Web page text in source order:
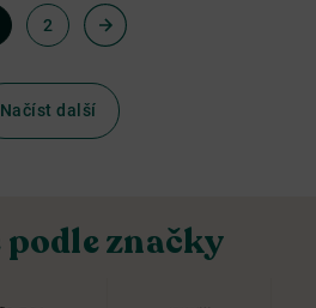
2
Načíst další
značky